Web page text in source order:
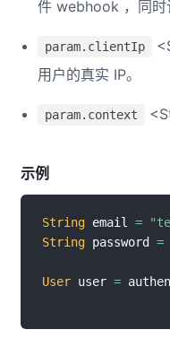
件 webhook ，同时
param.clientIp
用户的真实 IP。
param.context
示例
String email =
String password =
User user =